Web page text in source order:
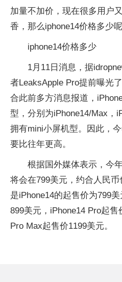
加量不加价，现在很多用户
香，那么iphone14价格多少
iphone14价格多少
1月11日消息，据
者LeaksApple Pro提前曝光
合此前多方消息报道，
型，分别为iPhone14/Max，
拥有mini小屏机型。因此，
要比往年更高。
根据国外媒体表示，今
将会在799美元，约合人民
是iPhone14的起售价为799
899美元，iPhone14 Pro起售
Pro Max起售价1199美元。